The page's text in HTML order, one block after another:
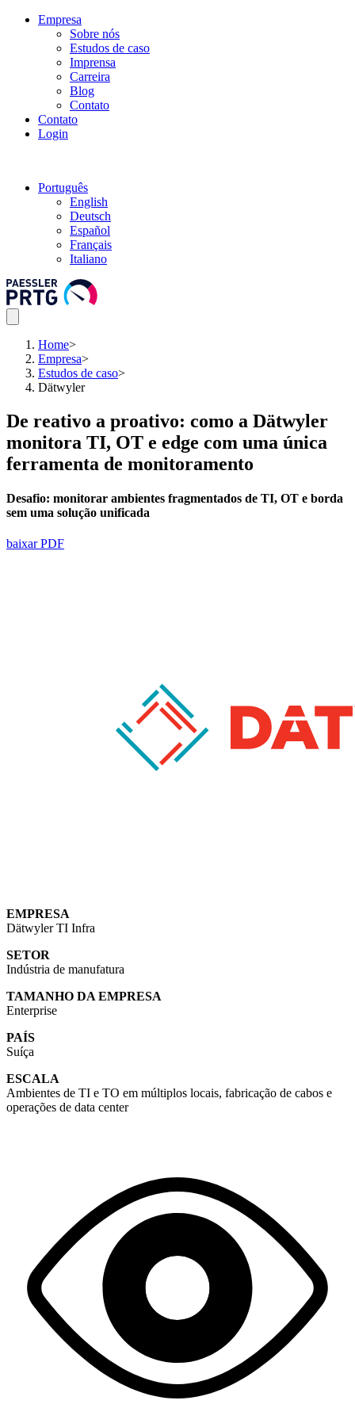
Empresa
Sobre nós
Estudos de caso
Imprensa
Carreira
Blog
Contato
Contato
Login
Português
English
Deutsch
Español
Français
Italiano
Home>
Empresa>
Estudos de caso>
Dätwyler
De reativo a proativo: como a Dätwyler
monitora TI, OT e edge com uma única
ferramenta de monitoramento
Desafio: monitorar ambientes fragmentados de TI, OT e borda
sem uma solução unificada
baixar PDF
EMPRESA
Dätwyler TI Infra
SETOR
Indústria de manufatura
TAMANHO DA EMPRESA
Enterprise
PAÍS
Suíça
ESCALA
Ambientes de TI e TO em múltiplos locais, fabricação de cabos e
operações de data center